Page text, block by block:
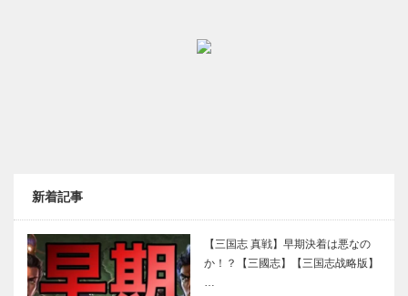
新着記事
【三国志 真戦】早期決着は悪なの
か！？【三國志】【三国志战略版】
…